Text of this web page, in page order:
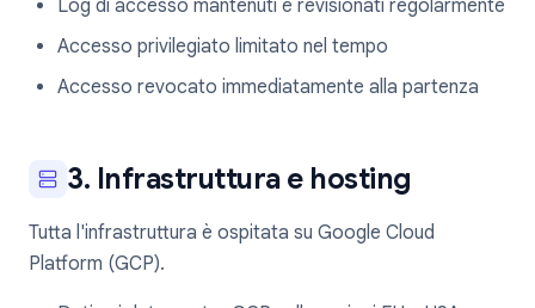
Log di accesso mantenuti e revisionati regolarmente
Accesso privilegiato limitato nel tempo
Accesso revocato immediatamente alla partenza
3. Infrastruttura e hosting
Tutta l'infrastruttura è ospitata su Google Cloud
Platform (GCP).